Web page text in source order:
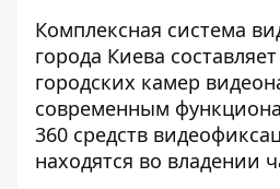
Комплексная система
города Киева
городских камер
современным
360 средств
находятся во владении